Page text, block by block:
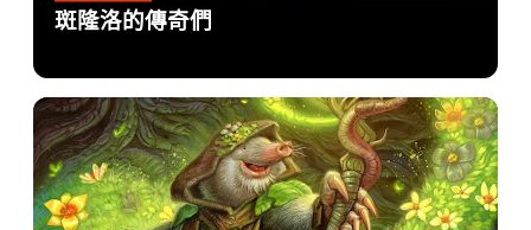
斑隆洛的傳奇們